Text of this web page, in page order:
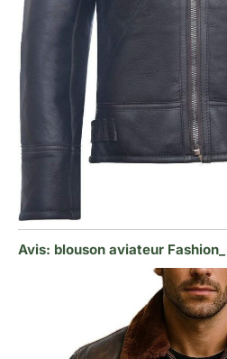
Avis: blouson aviateur